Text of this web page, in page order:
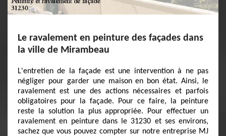
Le ravalement en peinture des façades dans
la ville de Mirambeau
L'entretien de la façade est une intervention à ne pas
négliger pour garder une maison en bon état. Ainsi, le
ravalement est une des actions nécessaires et parfois
obligatoires pour la façade. Pour ce faire, la peinture
reste la solution la plus appropriée. Pour effectuer un
ravalement en peinture dans le 31230 et ses environs,
sachez que vous pouvez compter sur notre entreprise MJ